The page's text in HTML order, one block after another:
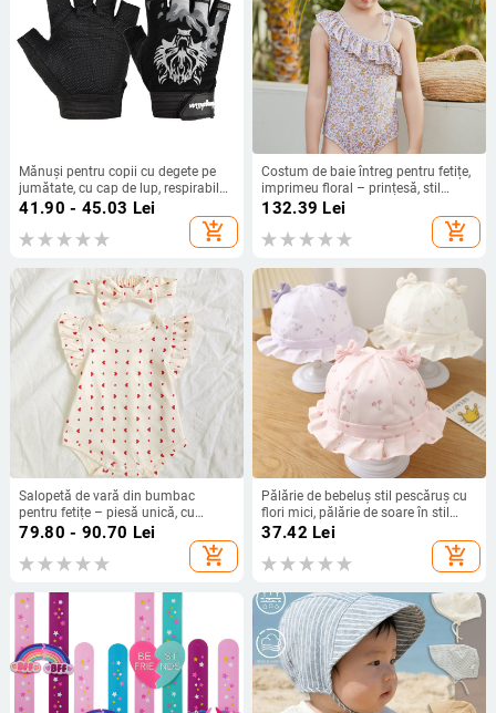
Mănuși pentru copii cu degete pe
jumătate, cu cap de lup, respirabile,
pentru ciclism în aer liber,
antiderapante, pentru mountain
bike și fitness, unisex
41.90 - 45.03 Lei
add_shopping_cart
Costum de baie întreg pentru fetițe,
imprimeu floral – prințesă, stil
coreean, design drăguț, 2023
132.39 Lei
add_shopping_cart
Salopetă de vară din bumbac
pentru fetițe – piesă unică, cu
inimioară mică, fără mâneci
79.80 - 90.70 Lei
add_shopping_cart
Pălărie de bebeluș stil pescăruș cu
flori mici, pălărie de soare în stil
prințesă pentru 0-3 luni
37.42 Lei
add_shopping_cart